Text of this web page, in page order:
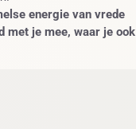
energie van vrede
met je mee, waar je ook